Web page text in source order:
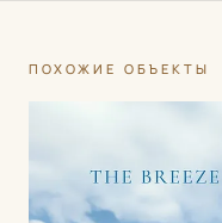
ПОХОЖИЕ ОБЪЕКТЫ